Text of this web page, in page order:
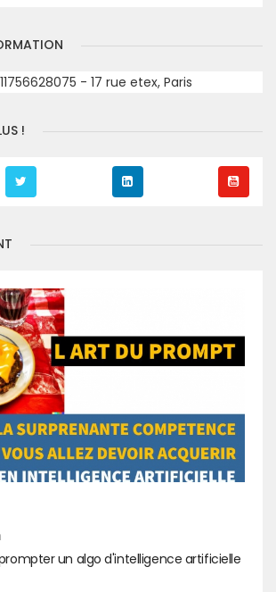
- 17 rue etex, Paris
!
un algo d'intelligence artificielle